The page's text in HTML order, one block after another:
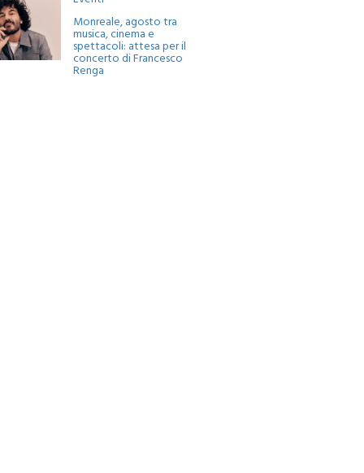
Monreale, agosto tra
musica, cinema e
spettacoli: attesa per il
concerto di Francesco
Renga